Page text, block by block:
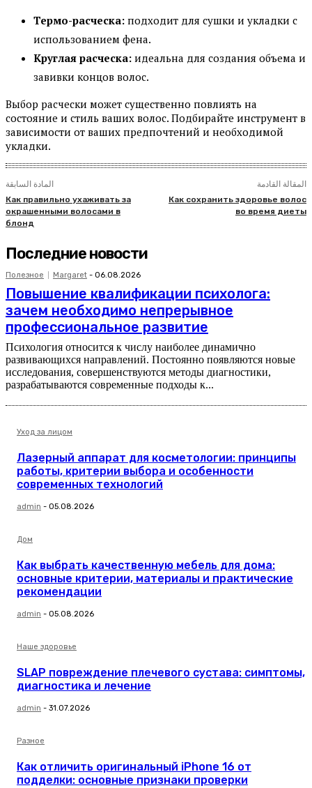
Термо-расческа: подходит для сушки и укладки с
использованием фена.
Круглая расческа: идеальна для создания объема и
завивки концов волос.
Выбор расчески может существенно повлиять на
состояние и стиль ваших волос. Подбирайте инструмент в
зависимости от ваших предпочтений и необходимой
укладки.
المادة السابقة
Как правильно ухаживать за
окрашенными волосами в
блонд
المقالة القادمة
Как сохранить здоровье волос
во время диеты
Последние новости
Полезное Margaret - 06.08.2026
Повышение квалификации психолога:
зачем необходимо непрерывное
профессиональное развитие
Психология относится к числу наиболее динамично
развивающихся направлений. Постоянно появляются новые
исследования, совершенствуются методы диагностики,
разрабатываются современные подходы к...
Уход за лицом
Лазерный аппарат для косметологии: принципы
работы, критерии выбора и особенности
современных технологий
admin - 05.08.2026
Дом
Как выбрать качественную мебель для дома:
основные критерии, материалы и практические
рекомендации
admin - 05.08.2026
Наше здоровье
SLAP повреждение плечевого сустава: симптомы,
диагностика и лечение
admin - 31.07.2026
Разное
Как отличить оригинальный iPhone 16 от
подделки: основные признаки проверки